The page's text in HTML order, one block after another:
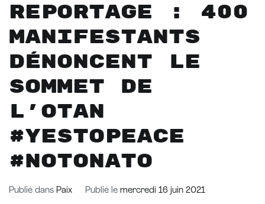
Reportage : 400
manifestants
dénoncent le
sommet de
l’OTAN
#YestoPeace
#NotoNato
Publié dans Paix Publié le mercredi 16 juin 2021